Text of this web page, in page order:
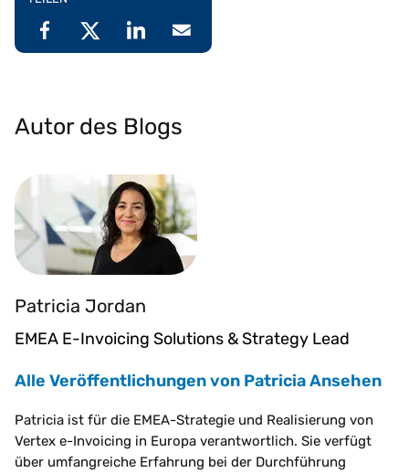
Autor des Blogs
Patricia Jordan
EMEA E-Invoicing Solutions & Strategy Lead
Alle Veröffentlichungen von Patricia Ansehen
Patricia ist für die EMEA-Strategie und Realisierung von
Vertex e-Invoicing in Europa verantwortlich. Sie verfügt
über umfangreiche Erfahrung bei der Durchführung